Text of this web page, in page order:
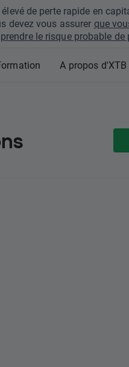
de perte rapide en
devez vous assurer que
prendre le risque probable de
A propos d'XTB